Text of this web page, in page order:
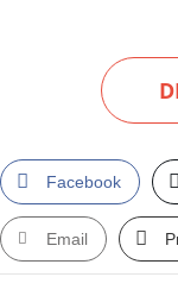
Facebook
Email